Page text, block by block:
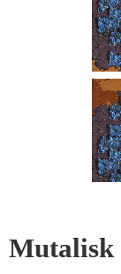
Mutalisk